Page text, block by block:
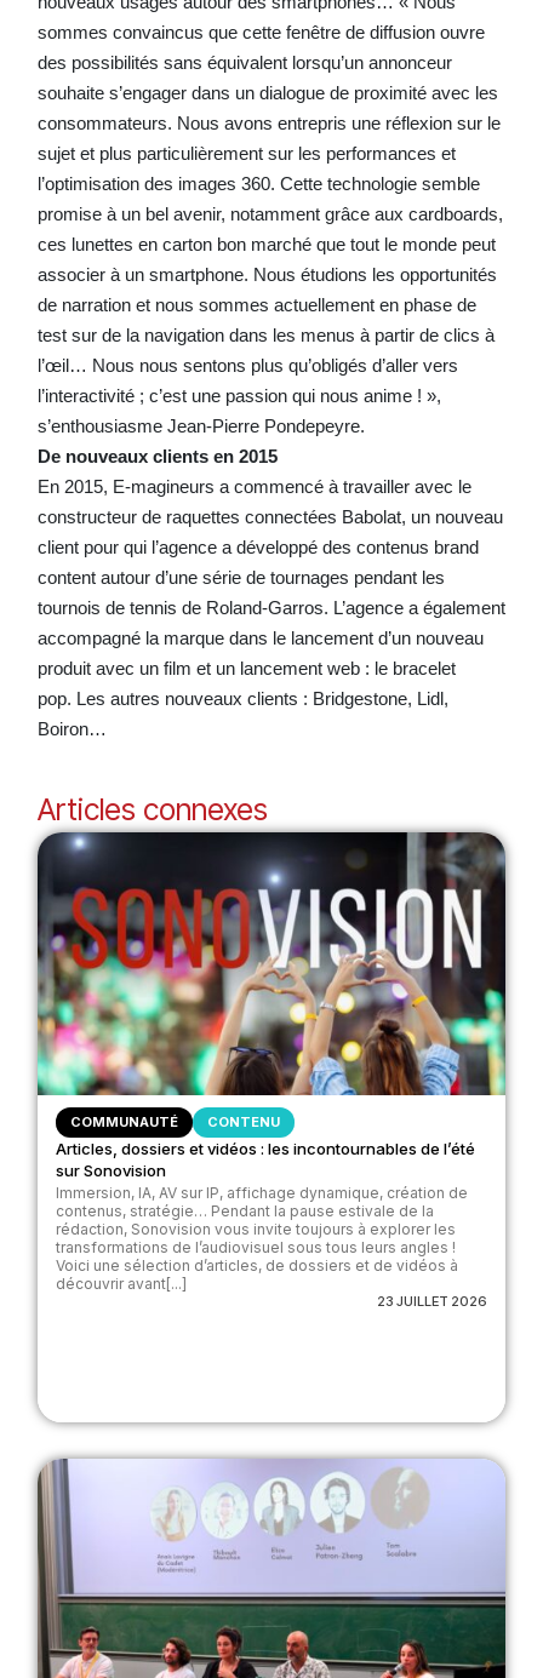
sommes convaincus que cette fenêtre de diffusion ouvre
des possibilités sans équivalent lorsqu’un annonceur
souhaite s’engager dans un dialogue de proximité avec les
consommateurs. Nous avons entrepris une réflexion sur le
sujet et plus particulièrement sur les performances et
l’optimisation des images 360. Cette technologie semble
promise à un bel avenir, notamment grâce aux cardboards,
ces lunettes en carton bon marché que tout le monde peut
associer à un smartphone. Nous étudions les opportunités
de narration et nous sommes actuellement en phase de
test sur de la navigation dans les menus à partir de clics à
l’œil… Nous nous sentons plus qu’obligés d’aller vers
l’interactivité ; c’est une passion qui nous anime ! »,
s’enthousiasme Jean-Pierre Pondepeyre.
De nouveaux clients en 2015
En 2015, E-magineurs a commencé à travailler avec le
constructeur de raquettes connectées Babolat, un nouveau
client pour qui l’agence a développé des contenus brand
content autour d’une série de tournages pendant les
tournois de tennis de Roland-Garros. L’agence a également
accompagné la marque dans le lancement d’un nouveau
produit avec un film et un lancement web : le bracelet
pop. Les autres nouveaux clients : Bridgestone, Lidl,
Boiron…
Articles connexes
COMMUNAUTÉ CONTENU
Articles, dossiers et vidéos : les incontournables de l’été
sur Sonovision
Immersion, IA, AV sur IP, affichage dynamique, création de
contenus, stratégie… Pendant la pause estivale de la
rédaction, Sonovision vous invite toujours à explorer les
transformations de l’audiovisuel sous tous leurs angles !
Voici une sélection d’articles, de dossiers et de vidéos à
découvrir avant[...]
23 JUILLET 2026